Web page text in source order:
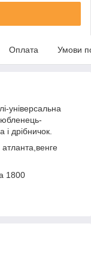
Оплата Умови
універсальна
і дрібничок.
1800